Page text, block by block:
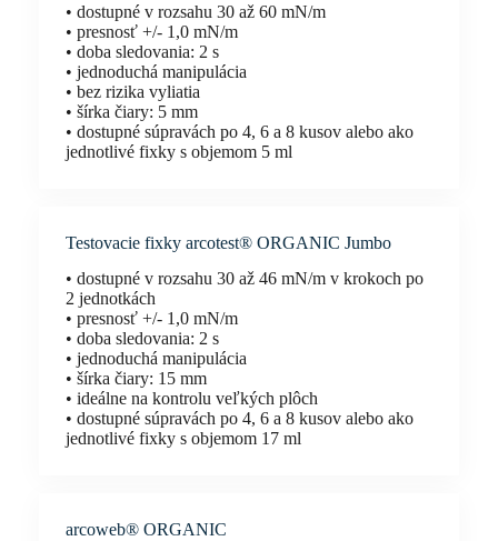
• dostupné v rozsahu 30 až 60 mN/m
• presnosť +/- 1,0 mN/m
• doba sledovania: 2 s
• jednoduchá manipulácia
• bez rizika vyliatia
• šírka čiary: 5 mm
• dostupné súpravách po 4, 6 a 8 kusov alebo ako
jednotlivé fixky s objemom 5 ml
Testovacie fixky arcotest® ORGANIC Jumbo
• dostupné v rozsahu 30 až 46 mN/m v krokoch po
2 jednotkách
• presnosť +/- 1,0 mN/m
• doba sledovania: 2 s
• jednoduchá manipulácia
• šírka čiary: 15 mm
• ideálne na kontrolu veľkých plôch
• dostupné súpravách po 4, 6 a 8 kusov alebo ako
jednotlivé fixky s objemom 17 ml
arcoweb® ORGANIC